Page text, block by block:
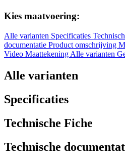
Kies maatvoering:
Alle varianten Specificaties
documentatie Product omschrijving
Video Maattekening Alle varianten
Alle varianten
Specificaties
Technische Fiche
Technische